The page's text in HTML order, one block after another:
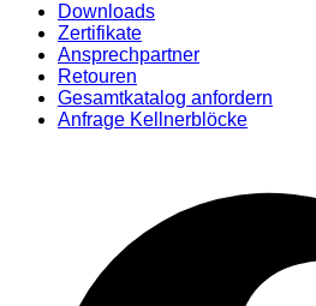
Downloads
Zertifikate
Ansprechpartner
Retouren
Gesamtkatalog anfordern
Anfrage Kellnerblöcke